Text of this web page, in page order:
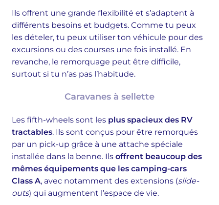
Ils offrent une grande flexibilité et s’adaptent à
différents besoins et budgets. Comme tu peux
les dételer, tu peux utiliser ton véhicule pour des
excursions ou des courses une fois installé. En
revanche, le remorquage peut être difficile,
surtout si tu n’as pas l’habitude.
Caravanes à sellette
Les fifth-wheels sont les plus spacieux des RV
tractables. Ils sont conçus pour être remorqués
par un pick-up grâce à une attache spéciale
installée dans la benne. Ils offrent beaucoup des
mêmes équipements que les camping-cars
Class A, avec notamment des extensions (slide-
outs) qui augmentent l’espace de vie.